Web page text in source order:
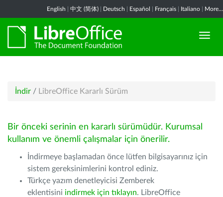
English 中文 (简体) Deutsch Español Français Italiano More...
İndir / LibreOffice Kararlı Sürüm
Bir önceki serinin en kararlı sürümüdür. Kurumsal
kullanım ve önemli çalışmalar için önerilir.
İndirmeye başlamadan önce lütfen bilgisayarınız için
sistem gereksinimlerini kontrol ediniz.
Türkçe yazım denetleyicisi Zemberek
eklentisini indirmek için tıklayın. LibreOffice